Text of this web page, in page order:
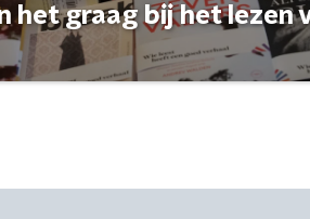
het graag bij het lezen